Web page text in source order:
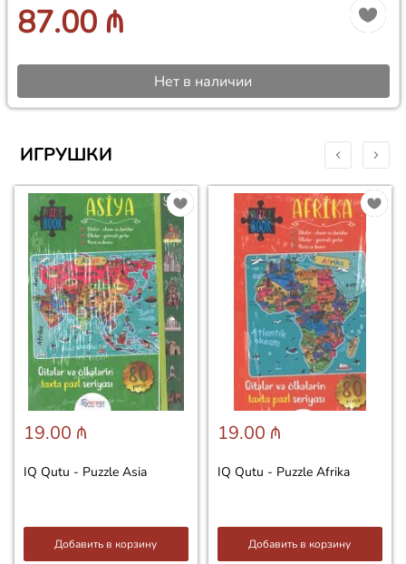
87.00 ₼
Нет в наличии
ИГРУШКИ
19.00 ₼
IQ Qutu - Puzzle Asia
Добавить в корзину
19.00 ₼
IQ Qutu - Puzzle Afrika
Добавить в корзину